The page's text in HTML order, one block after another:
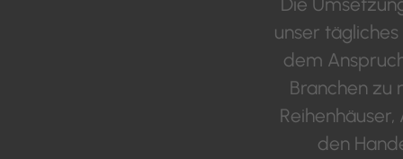
unser
dem
Branchen zu
den